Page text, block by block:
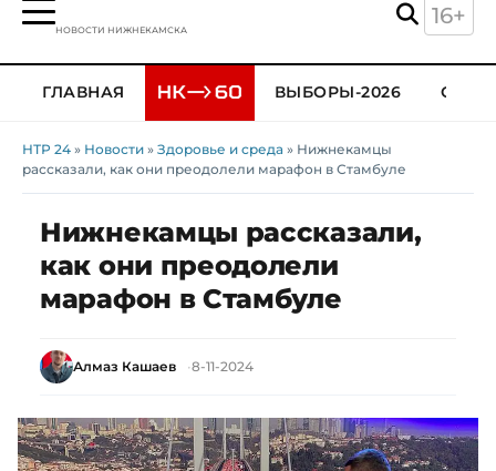
НОВОСТИ НИЖНЕКАМСКА
16+
ГЛАВНАЯ ВЫБОРЫ-2026
НТР 24 » Новости » Здоровье и среда » Нижнекамцы
рассказали, как они преодолели марафон в Стамбуле
Нижнекамцы рассказали,
как они преодолели
марафон в Стамбуле
Алмаз Кашаев 8-11-2024